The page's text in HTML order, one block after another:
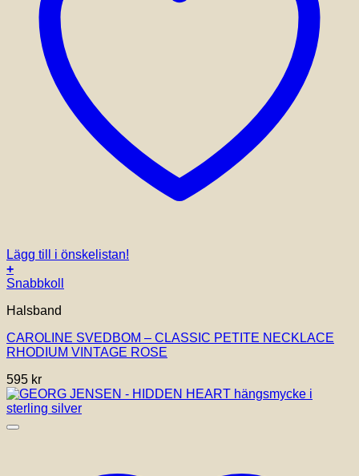
Lägg till i önskelistan!
+
Snabbkoll
Halsband
CAROLINE SVEDBOM – CLASSIC PETITE NECKLACE
RHODIUM VINTAGE ROSE
595 kr